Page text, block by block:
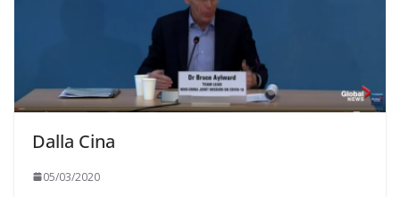
Dalla Cina
05/03/2020